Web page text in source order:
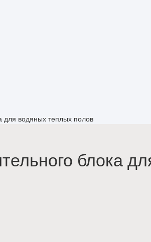
для водяных теплых полов
блока